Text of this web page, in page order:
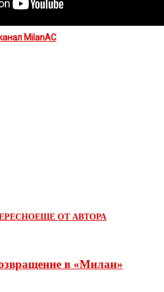
MilanAC
ЕЩЕ ОТ АВТОРА
в «Милан»